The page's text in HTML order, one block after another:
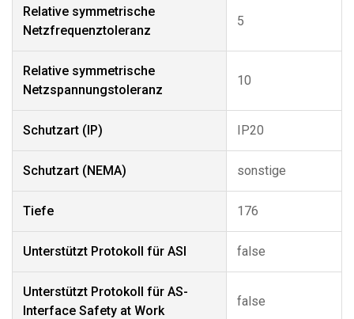
Relative symmetrische
Netzfrequenztoleranz
5
Relative symmetrische
Netzspannungstoleranz
10
Schutzart (IP) IP20
Schutzart (NEMA) sonstige
Tiefe 176
Unterstützt Protokoll für ASI false
Unterstützt Protokoll für AS-
Interface Safety at Work
false